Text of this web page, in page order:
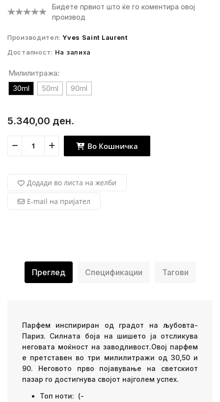
Бидете првиот што ќе го коментира овој
производ
Производител: Yves Saint Laurent
Достапност: На залиха
Милилитража:
30ml
50ml 90ml
5.340,00 ден.
Во Кошничка
Додади во листа на желби
E-mail на пријател
Преглед Спецификации Тагови
Парфем инспириран од градот на љубовта-
Париз. Силната боја на шишето ја отсликува
неговата моќност на заводливост.Овој парфем
е претставен во три милилитражи од 30,50 и
90. Неговото прво појавување на светскиот
пазар го достигнува својот најголем успех.
Топ ноти: (-